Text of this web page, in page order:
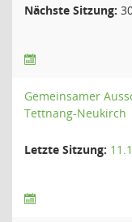
Nächste Sitzung:
Gemeinsamer
Tettnang-Neukirch
Letzte Sitzung: